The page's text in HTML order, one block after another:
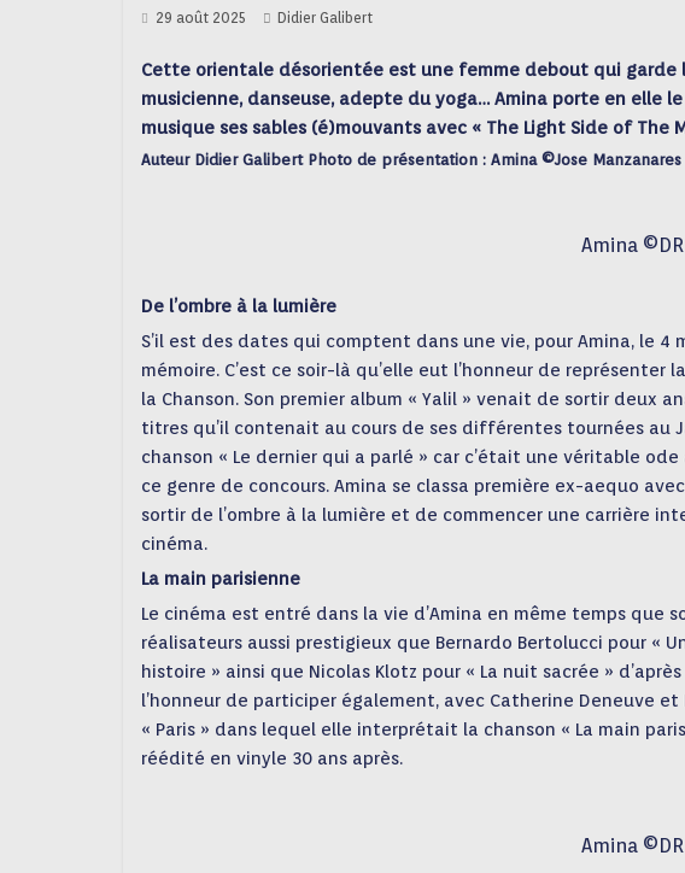
29 août 2025 Didier Galibert
Cette orientale désorientée est une femme debout qui garde
musicienne, danseuse, adepte du yoga… Amina porte en elle
musique ses sables (é)mouvants avec « The Light Side of The
Auteur Didier Galibert Photo de présentation : Amina ©Jose Manzanares
Amina ©DR
De l’ombre à la lumière
S’il est des dates qui comptent dans une vie, pour Amina, le
mémoire. C’est ce soir-là qu’elle eut l’honneur de représenter
la Chanson. Son premier album « Yalil » venait de sortir deux
titres qu’il contenait au cours de ses différentes tournées au
chanson « Le dernier qui a parlé » car c’était une véritable
ce genre de concours. Amina se classa première ex-aequo
sortir de l’ombre à la lumière et de commencer une carrière
cinéma.
La main parisienne
Le cinéma est entré dans la vie d’Amina en même temps que
réalisateurs aussi prestigieux que Bernardo Bertolucci pour «
histoire » ainsi que Nicolas Klotz pour « La nuit sacrée »
l’honneur de participer également, avec Catherine Deneuve et
« Paris » dans lequel elle interprétait la chanson « La main
réédité en vinyle 30 ans après.
Amina ©DR